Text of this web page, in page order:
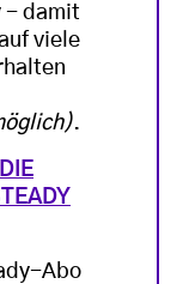
- damit
viele
.
Abo